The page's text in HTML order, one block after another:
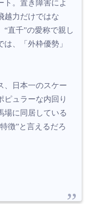
ト。置き障害によ
越力だけではな
“直千”の愛称で親し
、「外枠優勢」
、日本一のスケー
ピュラーな内回り
場に同居している
徴”と言えるだろ